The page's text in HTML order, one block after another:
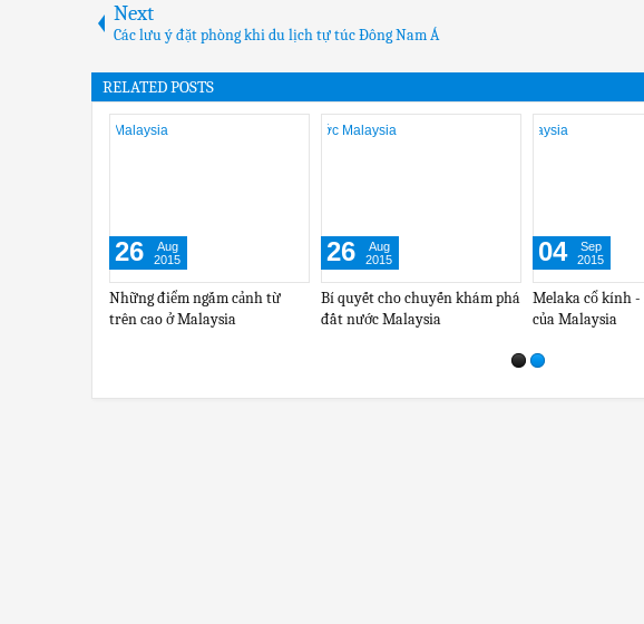
Next
Các lưu ý đặt phòng khi du lịch tự túc Đông Nam Á
RELATED POSTS
Tránh rét ở biển nhân tạo lớn
nhất thế giới tại Malaysia
Tour malaysia giá rẻ: Đi chơi ở
đâu trên đảo đại bàng
Các hãng đi chơi xa giảm mạnh
giá Tour malaysia giá rẻ